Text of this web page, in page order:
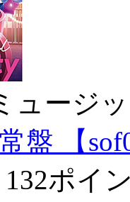
ュージ
盤 【
132ポイ